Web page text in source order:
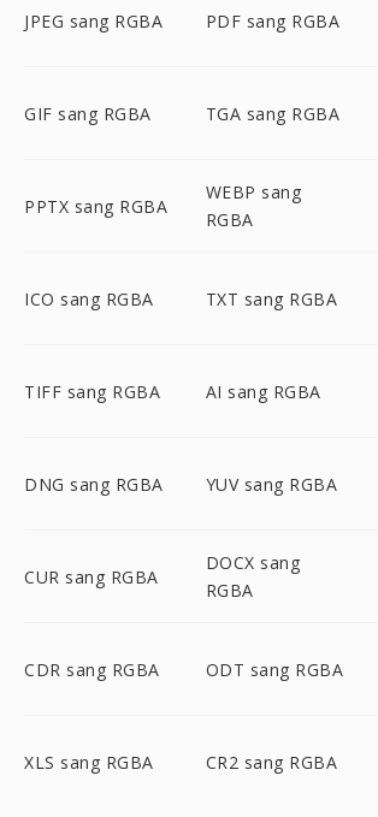
JPEG sang RGBA PDF sang RGBA
GIF sang RGBA TGA sang RGBA
PPTX sang RGBA
WEBP sang
RGBA
ICO sang RGBA TXT sang RGBA
TIFF sang RGBA AI sang RGBA
DNG sang RGBA YUV sang RGBA
CUR sang RGBA
DOCX sang
RGBA
CDR sang RGBA ODT sang RGBA
XLS sang RGBA CR2 sang RGBA